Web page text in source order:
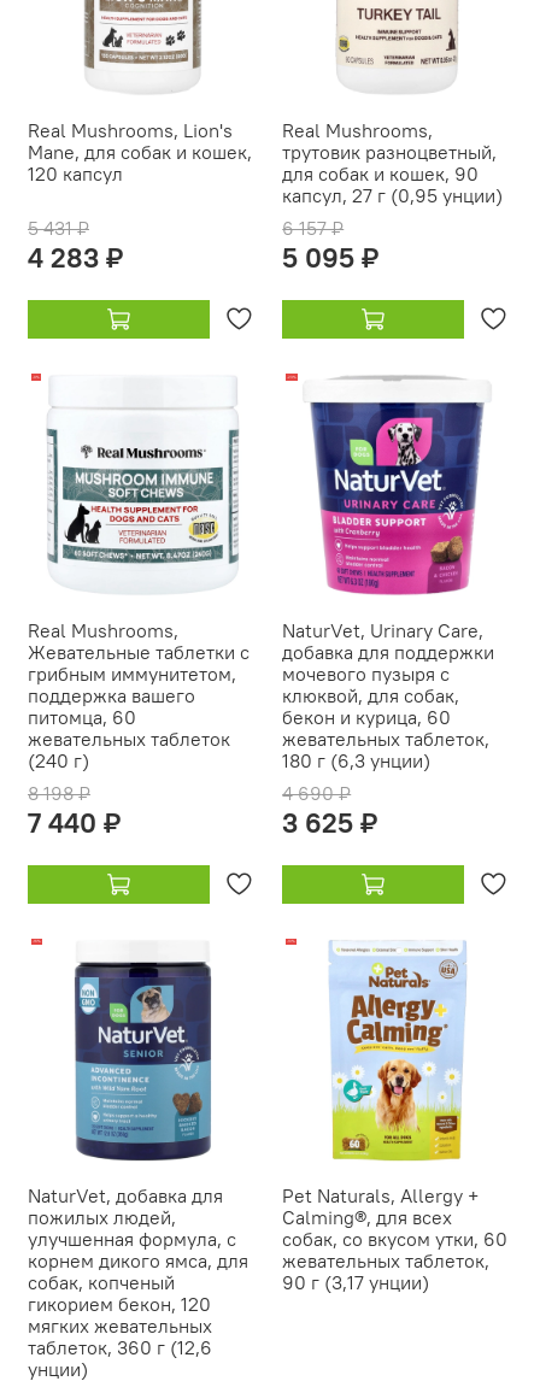
Real Mushrooms, Lion's
Mane, для собак и кошек,
120 капсул
5 431 ₽
4 283 ₽
Real Mushrooms,
трутовик разноцветный,
для собак и кошек, 90
капсул, 27 г (0,95 унции)
6 157 ₽
5 095 ₽
-9%
Real Mushrooms,
Жевательные таблетки с
грибным иммунитетом,
поддержка вашего
питомца, 60
жевательных таблеток
(240 г)
8 198 ₽
7 440 ₽
-23%
NaturVet, Urinary Care,
добавка для поддержки
мочевого пузыря с
клюквой, для собак,
бекон и курица, 60
жевательных таблеток,
180 г (6,3 унции)
4 690 ₽
3 625 ₽
-16%
NaturVet, добавка для
пожилых людей,
улучшенная формула, с
корнем дикого ямса, для
собак, копченый
гикорием бекон, 120
мягких жевательных
таблеток, 360 г (12,6
унции)
-10%
Pet Naturals, Allergy +
Calming®, для всех
собак, со вкусом утки, 60
жевательных таблеток,
90 г (3,17 унции)